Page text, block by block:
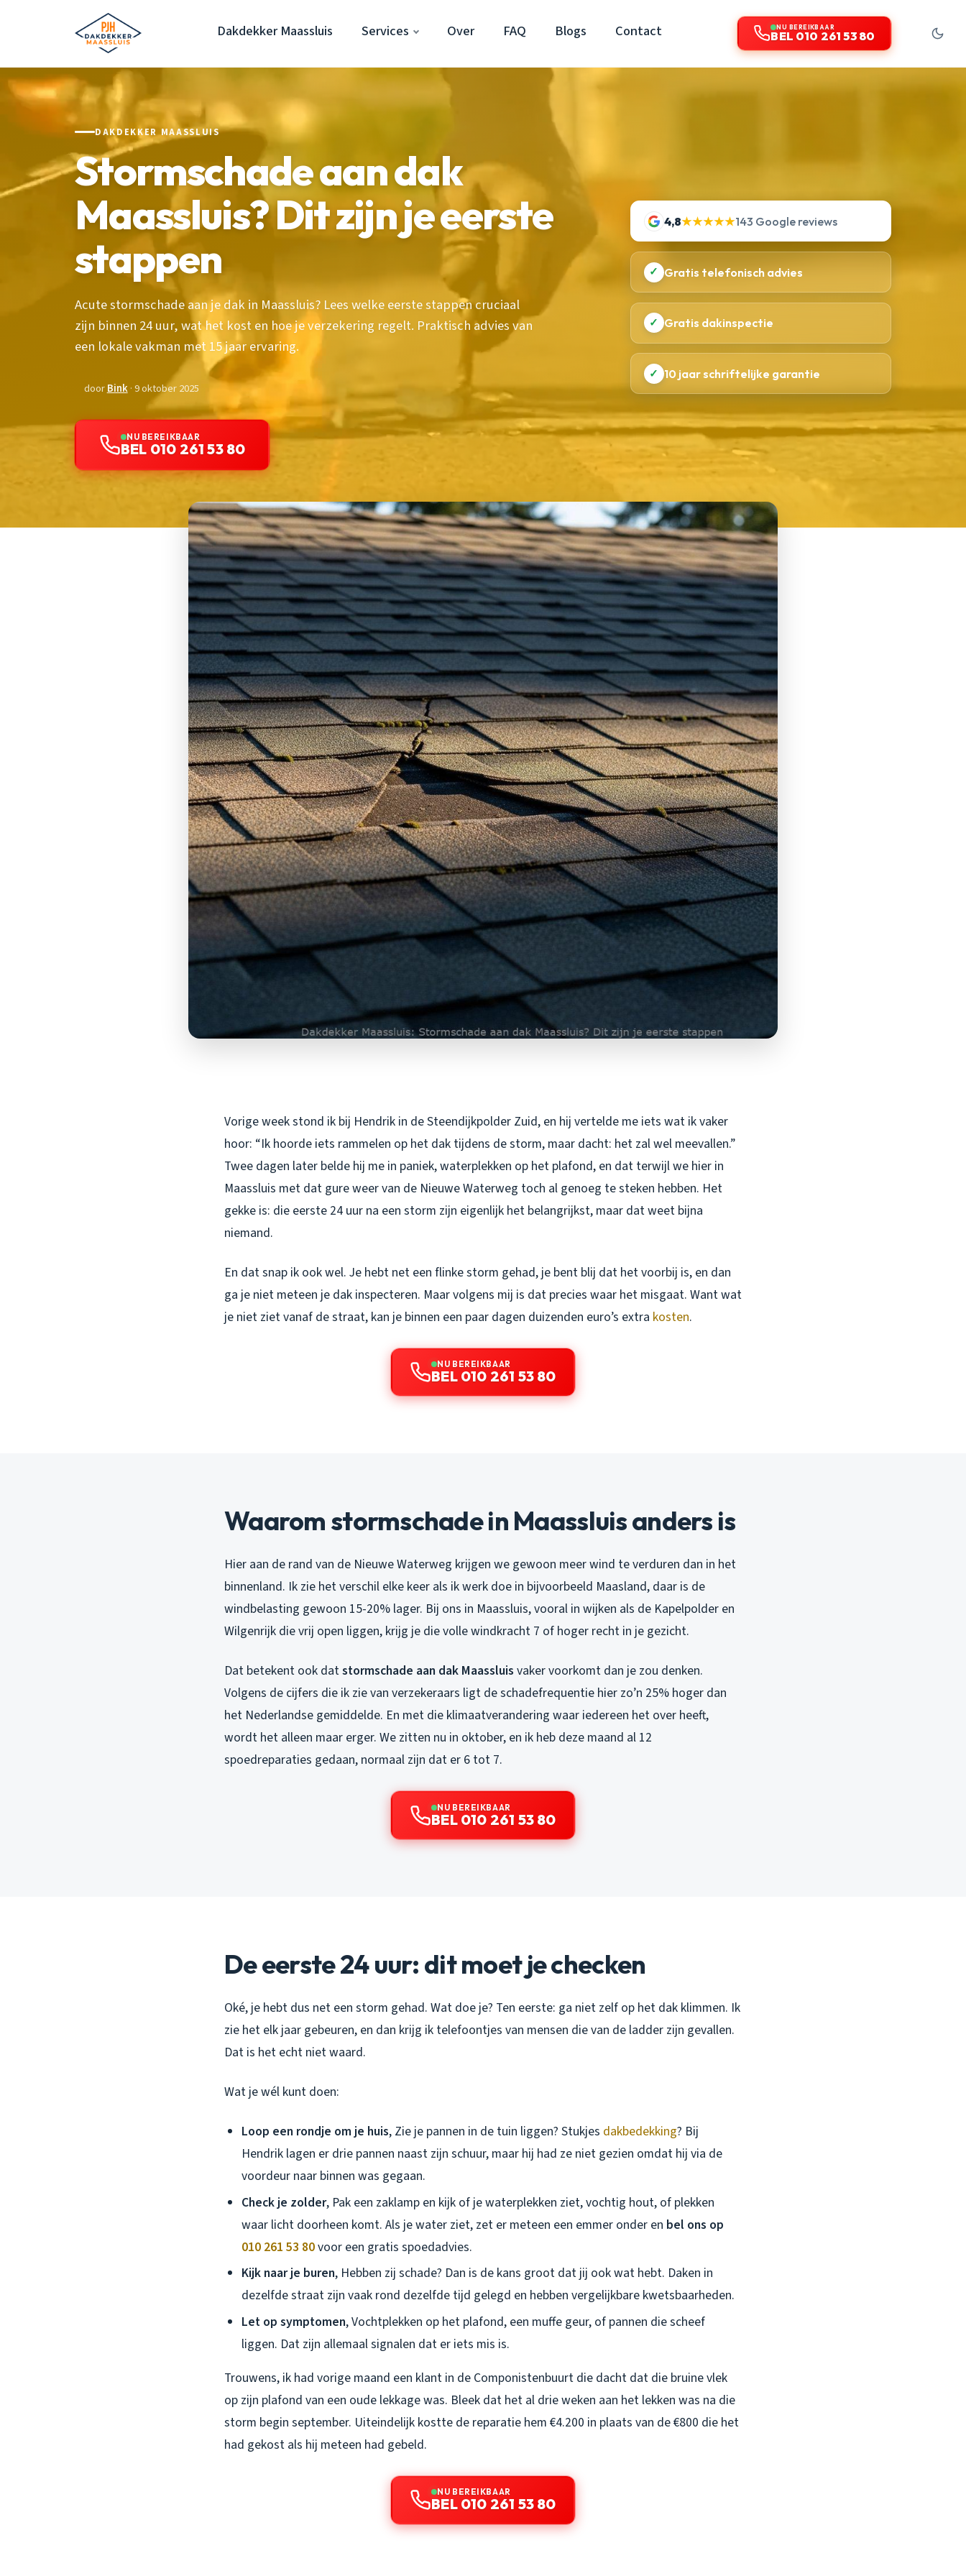
Dakdekker Maassluis Services Over FAQ Blogs Contact NU BEREIKBAAR
BEL 010 261 53 80
DAKDEKKER MAASSLUIS
Stormschade aan dak
Maassluis? Dit zijn je eerste
stappen
Acute stormschade aan je dak in Maassluis? Lees welke eerste stappen cruciaal
zijn binnen 24 uur, wat het kost en hoe je verzekering regelt. Praktisch advies van
een lokale vakman met 15 jaar ervaring.
doorBink· 9 oktober 2025
NU BEREIKBAAR
BEL 010 261 53 80
4,8★★★★★143 Google reviews
✓ Gratis telefonisch advies
✓ Gratis dakinspectie
✓ 10 jaar schriftelijke garantie
Vorige week stond ik bij Hendrik in de Steendijkpolder Zuid, en hij vertelde me iets wat ik vaker
hoor: “Ik hoorde iets rammelen op het dak tijdens de storm, maar dacht: het zal wel meevallen.”
Twee dagen later belde hij me in paniek, waterplekken op het plafond, en dat terwijl we hier in
Maassluis met dat gure weer van de Nieuwe Waterweg toch al genoeg te steken hebben. Het
gekke is: die eerste 24 uur na een storm zijn eigenlijk het belangrijkst, maar dat weet bijna
niemand.
En dat snap ik ook wel. Je hebt net een flinke storm gehad, je bent blij dat het voorbij is, en dan
ga je niet meteen je dak inspecteren. Maar volgens mij is dat precies waar het misgaat. Want wat
je niet ziet vanaf de straat, kan je binnen een paar dagen duizenden euro’s extra kosten.
NU BEREIKBAAR
BEL 010 261 53 80
Waarom stormschade in Maassluis anders is
Hier aan de rand van de Nieuwe Waterweg krijgen we gewoon meer wind te verduren dan in het
binnenland. Ik zie het verschil elke keer als ik werk doe in bijvoorbeeld Maasland, daar is de
windbelasting gewoon 15-20% lager. Bij ons in Maassluis, vooral in wijken als de Kapelpolder en
Wilgenrijk die vrij open liggen, krijg je die volle windkracht 7 of hoger recht in je gezicht.
Dat betekent ook datstormschade aan dak Maassluis vaker voorkomt dan je zou denken.
Volgens de cijfers die ik zie van verzekeraars ligt de schadefrequentie hier zo’n 25% hoger dan
het Nederlandse gemiddelde. En met die klimaatverandering waar iedereen het over heeft,
wordt het alleen maar erger. We zitten nu in oktober, en ik heb deze maand al 12
spoedreparaties gedaan, normaal zijn dat er 6 tot 7.
NU BEREIKBAAR
BEL 010 261 53 80
De eerste 24 uur: dit moet je checken
Oké, je hebt dus net een storm gehad. Wat doe je? Ten eerste: ga niet zelf op het dak klimmen. Ik
zie het elk jaar gebeuren, en dan krijg ik telefoontjes van mensen die van de ladder zijn gevallen.
Dat is het echt niet waard.
Wat je wél kunt doen:
Loop een rondje om je huis, Zie je pannen in de tuin liggen? Stukjes dakbedekking? Bij
Hendrik lagen er drie pannen naast zijn schuur, maar hij had ze niet gezien omdat hij via de
voordeur naar binnen was gegaan.
Check je zolder, Pak een zaklamp en kijk of je waterplekken ziet, vochtig hout, of plekken
waar licht doorheen komt. Als je water ziet, zet er meteen een emmer onder en bel ons op
010 261 53 80voor een gratis spoedadvies.
Kijk naar je buren, Hebben zij schade? Dan is de kans groot dat jij ook wat hebt. Daken in
dezelfde straat zijn vaak rond dezelfde tijd gelegd en hebben vergelijkbare kwetsbaarheden.
Let op symptomen, Vochtplekken op het plafond, een muffe geur, of pannen die scheef
liggen. Dat zijn allemaal signalen dat er iets mis is.
Trouwens, ik had vorige maand een klant in de Componistenbuurt die dacht dat die bruine vlek
op zijn plafond van een oude lekkage was. Bleek dat het al drie weken aan het lekken was na die
storm begin september. Uiteindelijk kostte de reparatie hem €4.200 in plaats van de €800 die het
had gekost als hij meteen had gebeld.
NU BEREIKBAAR
BEL 010 261 53 80